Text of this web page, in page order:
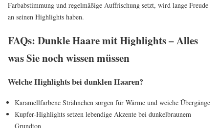
Farbabstimmung und regelmäßige Auffrischung setzt, wird lange Freude
an seinen Highlights haben.
FAQs: Dunkle Haare mit Highlights – Alles
was Sie noch wissen müssen
Welche Highlights bei dunklen Haaren?
Karamellfarbene Strähnchen sorgen für Wärme und weiche Übergänge
Kupfer-Highlights setzen lebendige Akzente bei dunkelbraunem
Grundton